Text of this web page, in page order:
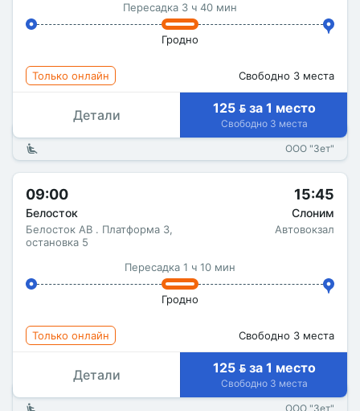
Пересадка 3 ч 40 мин
Гродно
Только онлайн Свободно 3 места
Детали 125  за 1 место
Свободно 3 места
ООО "Зет"
09:00
Белосток
Белосток АВ . Платформа 3,
остановка 5
15:45
Слоним
Автовокзал
Пересадка 1 ч 10 мин
Гродно
Только онлайн Свободно 3 места
Детали 125  за 1 место
Свободно 3 места
ООО "Зет"